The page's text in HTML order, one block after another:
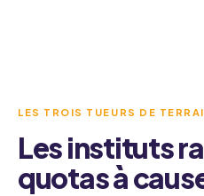
LES TROIS TUEURS DE
Les instituts
quotas à